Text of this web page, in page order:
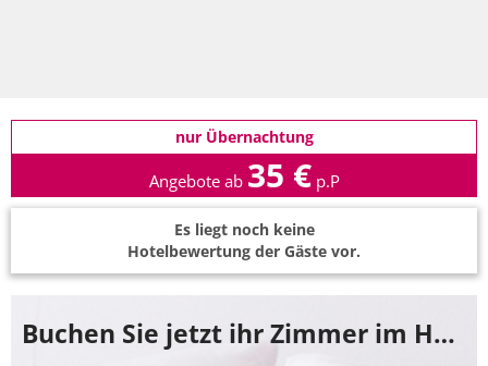
nur Übernachtung
Angebote ab 35 € p.P
Es liegt noch keine
Hotelbewertung der Gäste vor.
Buchen Sie jetzt ihr Zimmer im Holiday Inn Express Wuppertal Hauptbahnhof